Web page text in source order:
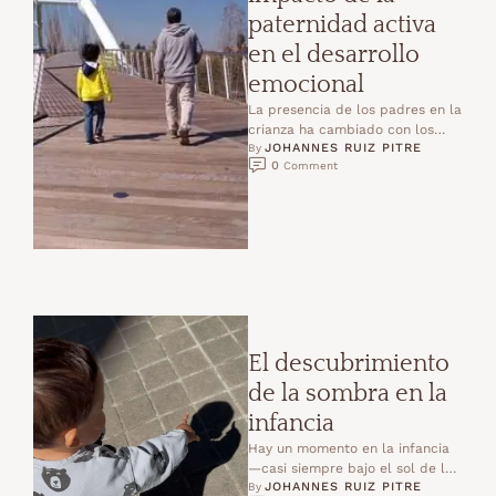
paternidad activa
en el desarrollo
emocional
La presencia de los padres en la
crianza ha cambiado con los
años. Hoy sabemos que un papá
…
By JOHANNES RUIZ PITRE
0 Comment
El descubrimiento
de la sombra en la
infancia
Hay un momento en la infancia
—casi siempre bajo el sol de la
tarde— donde el asombro se …
By JOHANNES RUIZ PITRE